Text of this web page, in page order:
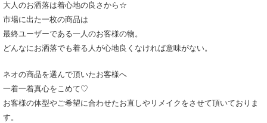
大人のお洒落は着心地の良さから☆
市場に出た一枚の商品は
最終ユーザーである一人のお客様の物。
どんなにお洒落でも着る人が心地良くなければ意味がない。
ネオの商品を選んで頂いたお客様へ
一着一着真心をこめて♡
お客様の体型やご希望に合わせたお直しやリメイクをさせて頂いておりま
す。